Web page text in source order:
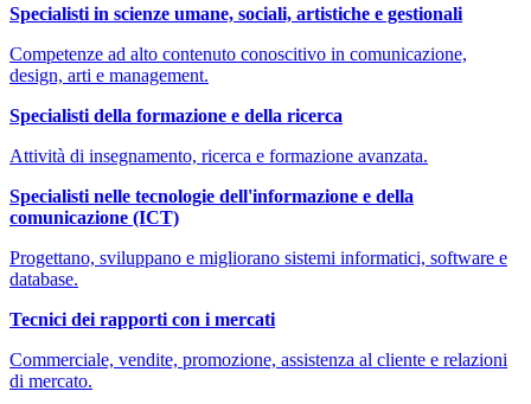
Specialisti in scienze umane, sociali, artistiche e gestionali
Competenze ad alto contenuto conoscitivo in comunicazione,
design, arti e management.
Specialisti della formazione e della ricerca
Attività di insegnamento, ricerca e formazione avanzata.
Specialisti nelle tecnologie dell'informazione e della
comunicazione (ICT)
Progettano, sviluppano e migliorano sistemi informatici, software e
database.
Tecnici dei rapporti con i mercati
Commerciale, vendite, promozione, assistenza al cliente e relazioni
di mercato.